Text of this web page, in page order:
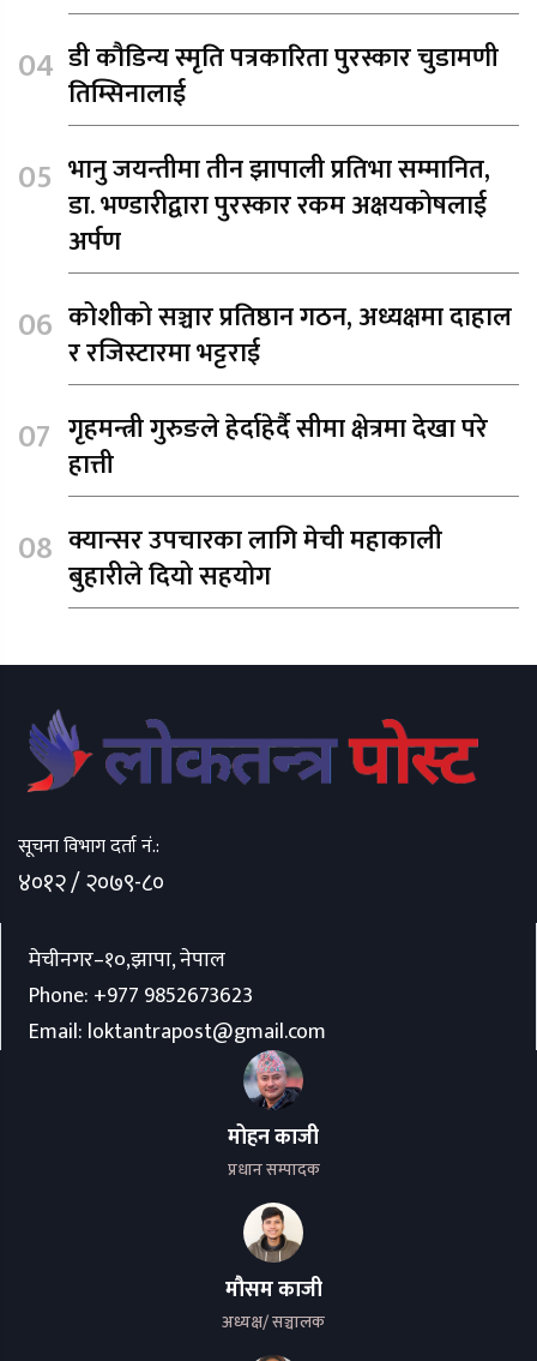
डी कौडिन्य स्मृति पत्रकारिता पुरस्कार चुडामणी
तिम्सिनालाई
भानु जयन्तीमा तीन झापाली प्रतिभा सम्मानित,
डा. भण्डारीद्वारा पुरस्कार रकम अक्षयकोषलाई
अर्पण
कोशीको सञ्चार प्रतिष्ठान गठन, अध्यक्षमा दाहाल
र रजिस्टारमा भट्टराई
गृहमन्त्री गुरुङले हेर्दाहेर्दै सीमा क्षेत्रमा देखा परे
हात्ती
क्यान्सर उपचारका लागि मेची महाकाली
बुहारीले दियो सहयोग
सूचना विभाग दर्ता नं.:
४०१२ / २०७९-८०
मेचीनगर–१०,झापा, नेपाल
Phone: +977 9852673623
Email: loktantrapost@gmail.com
मोहन काजी
प्रधान सम्पादक
मौसम काजी
अध्यक्ष/ सञ्चालक